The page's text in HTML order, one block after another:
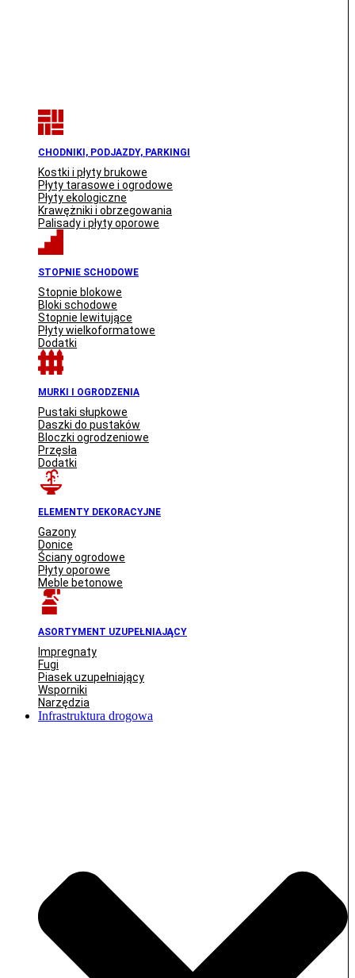
CHODNIKI, PODJAZDY, PARKINGI
Kostki i płyty brukowe
Płyty tarasowe i ogrodowe
Płyty ekologiczne
Krawężniki i obrzegowania
Palisady i płyty oporowe
STOPNIE SCHODOWE
Stopnie blokowe
Bloki schodowe
Stopnie lewitujące
Płyty wielkoformatowe
Dodatki
MURKI I OGRODZENIA
Pustaki słupkowe
Daszki do pustaków
Bloczki ogrodzeniowe
Przęsła
Dodatki
ELEMENTY DEKORACYJNE
Gazony
Donice
Ściany ogrodowe
Płyty oporowe
Meble betonowe
ASORTYMENT UZUPEŁNIAJĄCY
Impregnaty
Fugi
Piasek uzupełniający
Wsporniki
Narzędzia
Infrastruktura drogowa